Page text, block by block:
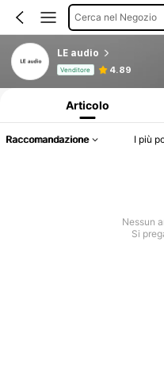
Cerca nel Negozio
LE audio
Venditore 4.89
Articolo
Raccomandazione I più
Nessun
Si